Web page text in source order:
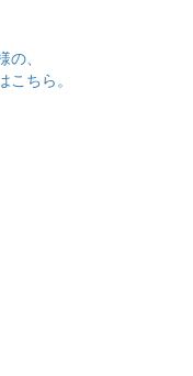
、
ちら。